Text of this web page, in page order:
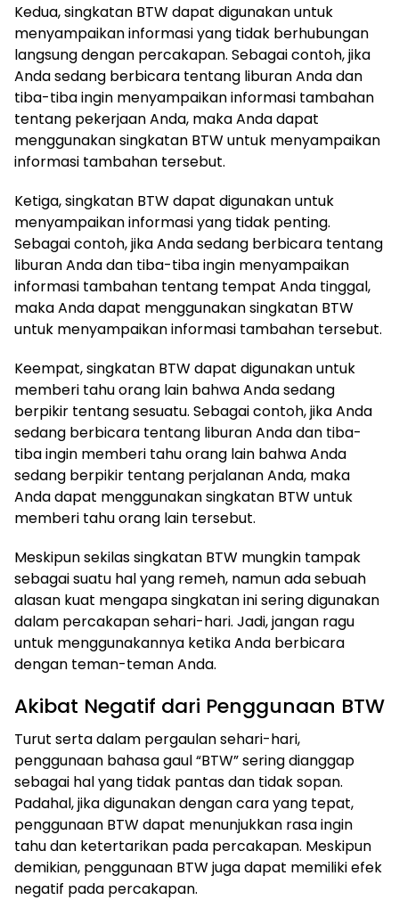
Kedua, singkatan BTW dapat digunakan untuk
menyampaikan informasi yang tidak berhubungan
langsung dengan percakapan. Sebagai contoh, jika
Anda sedang berbicara tentang liburan Anda dan
tiba-tiba ingin menyampaikan informasi tambahan
tentang pekerjaan Anda, maka Anda dapat
menggunakan singkatan BTW untuk menyampaikan
informasi tambahan tersebut.
Ketiga, singkatan BTW dapat digunakan untuk
menyampaikan informasi yang tidak penting.
Sebagai contoh, jika Anda sedang berbicara tentang
liburan Anda dan tiba-tiba ingin menyampaikan
informasi tambahan tentang tempat Anda tinggal,
maka Anda dapat menggunakan singkatan BTW
untuk menyampaikan informasi tambahan tersebut.
Keempat, singkatan BTW dapat digunakan untuk
memberi tahu orang lain bahwa Anda sedang
berpikir tentang sesuatu. Sebagai contoh, jika Anda
sedang berbicara tentang liburan Anda dan tiba-
tiba ingin memberi tahu orang lain bahwa Anda
sedang berpikir tentang perjalanan Anda, maka
Anda dapat menggunakan singkatan BTW untuk
memberi tahu orang lain tersebut.
Meskipun sekilas singkatan BTW mungkin tampak
sebagai suatu hal yang remeh, namun ada sebuah
alasan kuat mengapa singkatan ini sering digunakan
dalam percakapan sehari-hari. Jadi, jangan ragu
untuk menggunakannya ketika Anda berbicara
dengan teman-teman Anda.
Akibat Negatif dari Penggunaan BTW
​Turut serta dalam pergaulan sehari-hari,
penggunaan bahasa gaul “BTW” sering dianggap
sebagai hal yang tidak pantas dan tidak sopan.
Padahal, jika digunakan dengan cara yang tepat,
penggunaan BTW dapat menunjukkan rasa ingin
tahu dan ketertarikan pada percakapan. Meskipun
demikian, penggunaan BTW juga dapat memiliki efek
negatif pada percakapan.